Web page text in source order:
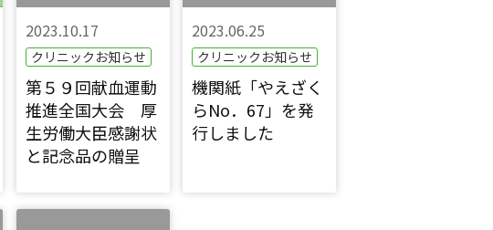
2023.10.17
クリニックお知らせ
第５９回献血運動
推進全国大会 厚
生労働大臣感謝状
と記念品の贈呈
2023.06.25
クリニックお知らせ
機関紙「やえざく
らNo．67」を発
行しました